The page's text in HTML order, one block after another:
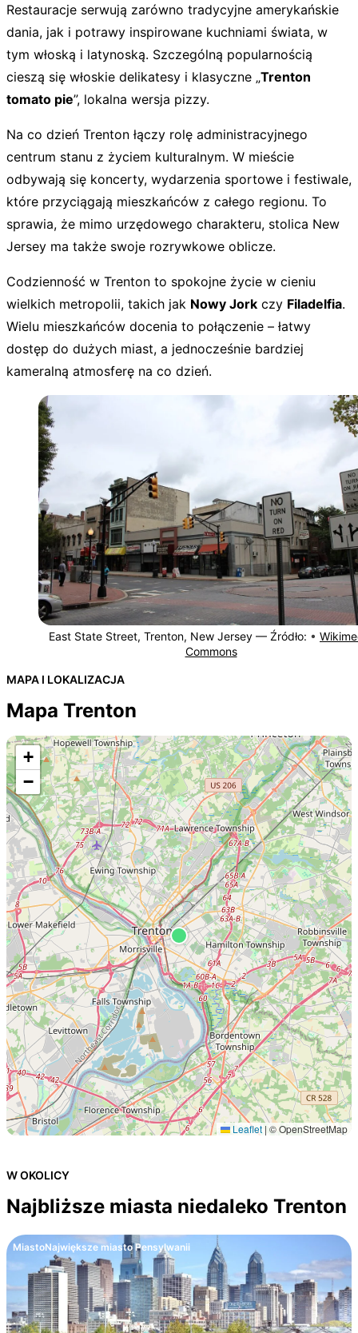
Restauracje serwują zarówno tradycyjne amerykańskie
dania, jak i potrawy inspirowane kuchniami świata, w
tym włoską i latynoską. Szczególną popularnością
cieszą się włoskie delikatesy i klasyczne „Trenton
tomato pie”, lokalna wersja pizzy.
Na co dzień Trenton łączy rolę administracyjnego
centrum stanu z życiem kulturalnym. W mieście
odbywają się koncerty, wydarzenia sportowe i festiwale,
które przyciągają mieszkańców z całego regionu. To
sprawia, że mimo urzędowego charakteru, stolica New
Jersey ma także swoje rozrywkowe oblicze.
Codzienność w Trenton to spokojne życie w cieniu
wielkich metropolii, takich jak Nowy Jork czy Filadelfia.
Wielu mieszkańców docenia to połączenie – łatwy
dostęp do dużych miast, a jednocześnie bardziej
kameralną atmosferę na co dzień.
East State Street, Trenton, New Jersey — Źródło: •
Commons
MAPA I LOKALIZACJA
Mapa Trenton
+
−
Leaflet | © OpenStreetMap
W OKOLICY
Najbliższe miasta niedaleko Trenton
MiastoNajwiększe miasto Pensylwanii